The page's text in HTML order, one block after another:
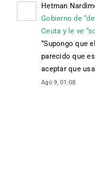
Hetman
Gobierno de
Ceuta y le ve
“Supongo que
parecido que
aceptar que
Ago 9, 01:08